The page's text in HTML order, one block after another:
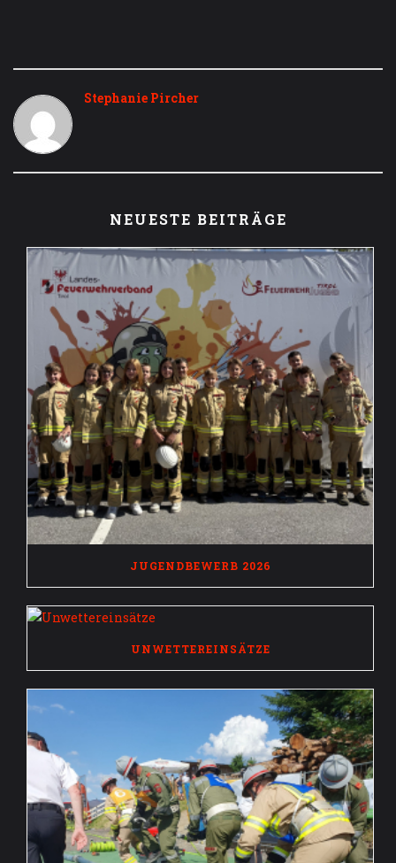
Stephanie Pircher
NEUESTE BEITRÄGE
JUGENDBEWERB 2026
UNWETTEREINSÄTZE